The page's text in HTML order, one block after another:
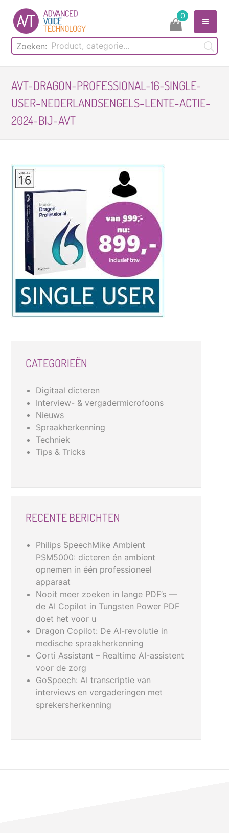
content
Zoeken:
0
AVT-DRAGON-PROFESSIONAL-16-SINGLE-
USER-NEDERLANDSENGELS-LENTE-ACTIE-
2024-BIJ-AVT
CATEGORIEËN
Digitaal dicteren
Interview- & vergadermicrofoons
Nieuws
Spraakherkenning
Techniek
Tips & Tricks
RECENTE BERICHTEN
Philips SpeechMike Ambient
PSM5000: dicteren én ambient
opnemen in één professioneel
apparaat
Nooit meer zoeken in lange PDF’s —
de AI Copilot in Tungsten Power PDF
doet het voor u
Dragon Copilot: De AI-revolutie in
medische spraakherkenning
Corti Assistant – Realtime AI-assistent
voor de zorg
GoSpeech: AI transcriptie van
interviews en vergaderingen met
sprekersherkenning